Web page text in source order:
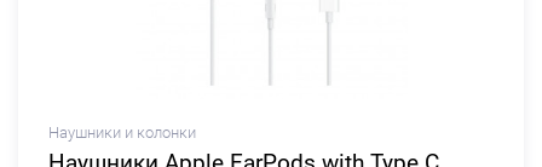
Наушники и колонки